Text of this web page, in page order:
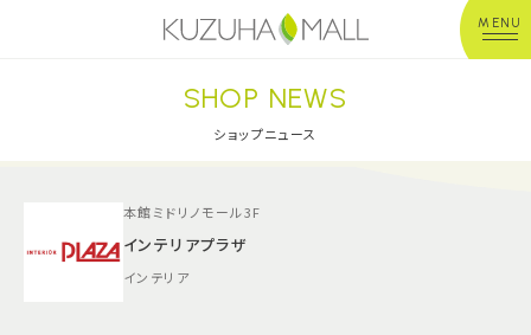
MENU
年中無休平 日：10:00~20:00
※店舗により異なる
ショップガイド
SHOP NEWS
ショップニュース
本館ミドリノモール3F
インテリアプラザ​
インテリア